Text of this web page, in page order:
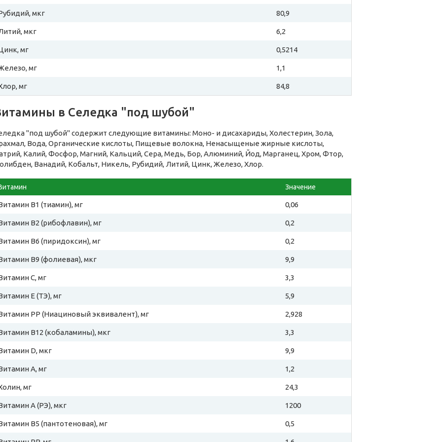
мкг 80,9
мкг 6,2
мг 0,5214
мг 1,1
мг 84,8
в Селедка "под шубой"
"под шубой" содержит следующие витамины: Моно- и дисахариды, Холестерин, Зола,
Вода, Органические кислоты, Пищевые волокна, Ненасыщеные жирные кислоты,
Калий, Фосфор, Магний, Кальций, Сера, Медь, Бор, Алюминий, Йод, Марганец, Хром, Фтор,
Ванадий, Кобальт, Никель, Рубидий, Литий, Цинк, Железо, Хлор.
Значение
B1 (тиамин), мг 0,06
B2 (рибофлавин), мг 0,2
B6 (пиридоксин), мг 0,2
B9 (фолиевая), мкг 9,9
C, мг 3,3
E (ТЭ), мг 5,9
PP (Ниациновый эквивалент), мг 2,928
B12 (кобаламины), мкг 3,3
D, мкг 9,9
A, мг 1,2
мг 24,3
A (РЭ), мкг 1200
B5 (пантотеновая), мг 0,5